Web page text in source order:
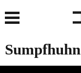
Sumpfhuhn